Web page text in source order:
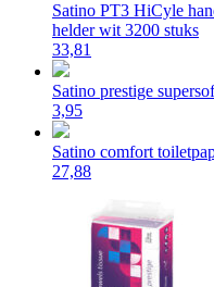
Satino PT3 HiCyle
helder wit 3200 stuks
33,81
Satino prestige
3,95
Satino comfort
27,88